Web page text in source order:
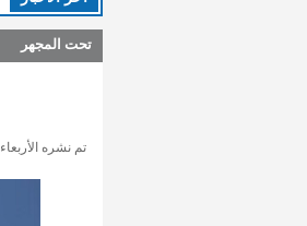
تحت المجهر
تم نشره الأربعاء 05 نيسان / أبريل 2023 06:06 مساءً